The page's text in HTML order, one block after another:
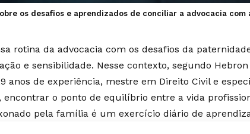
os desafios e aprendizados de conciliar a advocacia com
rotina da advocacia com os desafios da
e sensibilidade. Nesse contexto, segundo
anos de experiência, mestre em Direito Civil e
encontrar o ponto de equilíbrio entre a vida
pela família é um exercício diário de